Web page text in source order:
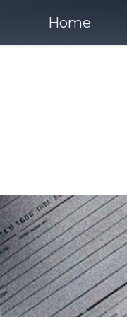
Home